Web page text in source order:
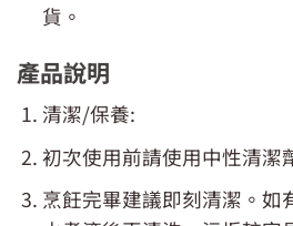
貨。
產品說明
清潔/保養:
初次使用前請使用中性清潔
烹飪完畢建議即刻清潔。如